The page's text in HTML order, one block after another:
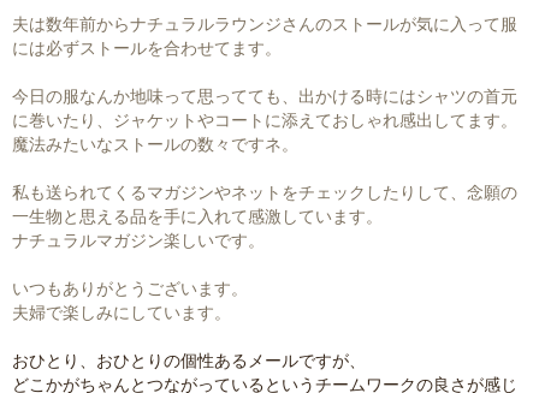
夫は数年前からナチュラルラウンジさんのストールが気に入って服
には必ずストールを合わせてます。
今日の服なんか地味って思ってても、出かける時にはシャツの首元
に巻いたり、ジャケットやコートに添えておしゃれ感出してます。
魔法みたいなストールの数々ですネ。
私も送られてくるマガジンやネットをチェックしたりして、念願の
一生物と思える品を手に入れて感激しています。
ナチュラルマガジン楽しいです。
いつもありがとうございます。
夫婦で楽しみにしています。
おひとり、おひとりの個性あるメールですが、
どこかがちゃんとつながっているというチームワークの良さが感じ